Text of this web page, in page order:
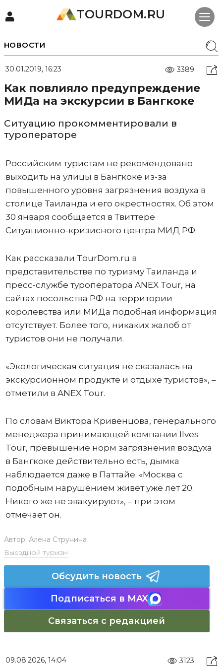
TOURDOM.RU
НОВОСТИ
30.01.2019, 16:23 3389
Как повлияло предупреждение
МИДа на экскурсии в Бангкоке
Ситуацию прокомментировали в
туроператоре
Российским туристам не рекомендовано
выходить на улицы в Бангкоке из-за
повышенного уровня загрязнения воздуха в
столице Таиланда и его окрестностях. Об этом
30 января сообщается в Твиттере
Ситуационно-кризисного центра МИД РФ.
Как рассказали TourDom.ru в
представительстве по туризму Таиланда и
пресс-службе туроператора ANEX Tour, на
сайтах посольства РФ на территории
королевства или МИДа подобная информация
отсутствует. Более того, никаких жалоб от
туристов они не получали.
«Экологическая ситуация не сказалась на
экскурсионном продукте и отдыхе туристов», –
отметили в ANEX Tour.
По словам Виктора Кривенцова, генерального
менеджера принимающей компании Ilves
Tour, превышение норм загрязнения воздуха
в Бангкоке действительно есть, дымка
наблюдается даже в Паттайе. «Москва с
подобным нарушением живет уже лет 20.
Никого же не эвакуируют», – при этом
отмечает он.
Автор: Алена Струнина
Выездной туризм
Обсудить новость
Подписаться в MAX
Связаться с редакцией
09.08.2026, 14:04 3123